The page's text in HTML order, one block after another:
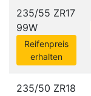
235/55 ZR17
99W
Reifenpreis
erhalten
235/50 ZR18